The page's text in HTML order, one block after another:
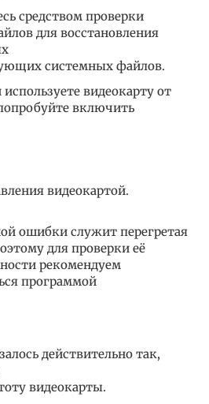
средством проверки
для восстановления
системных файлов.
используете видеокарту от
включить
видеокартой.
ошибки служит перегретая
для проверки её
рекомендуем
программой
действительно так,
видеокарты.